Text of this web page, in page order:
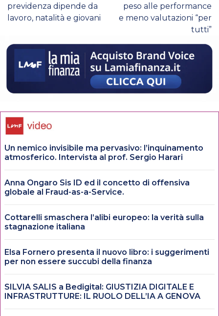
previdenza dipende da
lavoro, natalità e giovani
peso alle performance
e meno valutazioni “per
tutti”
Un nemico invisibile ma pervasivo: l’inquinamento
atmosferico. Intervista al prof. Sergio Harari
Anna Ongaro Sis ID ed il concetto di offensiva
globale al Fraud-as-a-Service.
Cottarelli smaschera l’alibi europeo: la verità sulla
stagnazione italiana
Elsa Fornero presenta il nuovo libro: i suggerimenti
per non essere succubi della finanza
SILVIA SALIS a Bedigital: GIUSTIZIA DIGITALE E
INFRASTRUTTURE: IL RUOLO DELL’IA A GENOVA